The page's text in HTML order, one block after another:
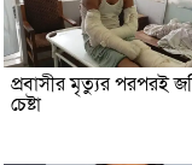
প্রবাসীর মৃত্যুর পরপরই
চেষ্টা